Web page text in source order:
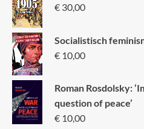
€ 30,00
Socialistisch
€ 10,00
Roman Rosdolsky:
question of peace’
€ 10,00